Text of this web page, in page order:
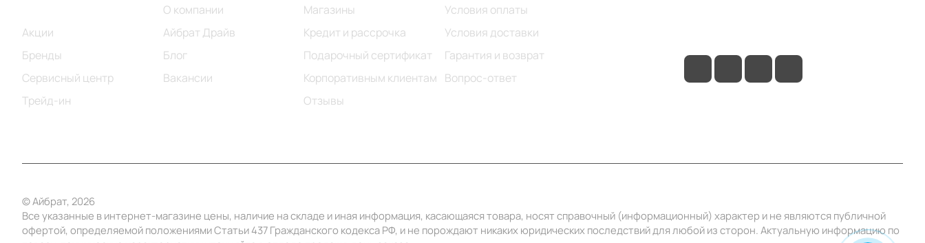
Акции
Бренды
Сервисный центр
Трейд-ин
О компании
Айбрат Драйв
Блог
Вакансии
Магазины
Кредит и рассрочка
Подарочный сертификат
Корпоративным клиентам
Отзывы
Условия оплаты
Условия доставки
Гарантия и возврат
Вопрос-ответ
© Айбрат, 2026
Все указанные в интернет-магазине цены, наличие на складе и иная информация, касающаяся товара, носят справочный (информационный) характер и не являются публичной
офертой, определяемой положениями Статьи 437 Гражданского кодекса РФ, и не порождают никаких юридических последствий для любой из сторон. Актуальную информацию по